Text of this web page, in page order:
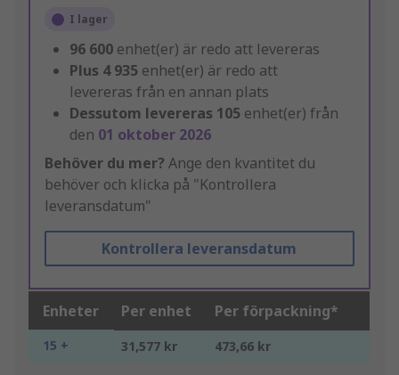
I lager
96 600 enhet(er) är redo att levereras
Plus 4 935 enhet(er) är redo att
levereras från en annan plats
Dessutom levereras 105 enhet(er) från
den 01 oktober 2026
Behöver du mer? Ange den kvantitet du
behöver och klicka på "Kontrollera
leveransdatum"
Kontrollera leveransdatum
Enheter Per enhet Per förpackning*
15 + 31,577 kr 473,66 kr